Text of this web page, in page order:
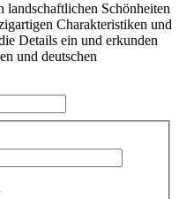
landschaftlichen Schönheiten
Charakteristiken und
Details ein und erkunden
und deutschen